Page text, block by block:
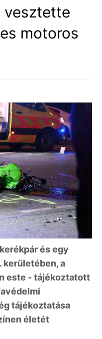
vesztette
motoros
és egy
kerületében, a
este - tájékoztatott
tájékoztatása
életét